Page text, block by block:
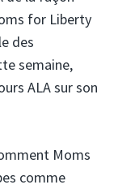
for Liberty
des
semaine,
ALA sur son
Moms
comme